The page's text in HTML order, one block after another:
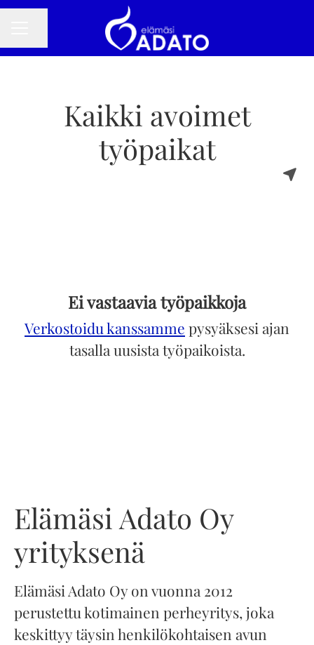
Kaikki avoimet
työpaikat
Ei vastaavia työpaikkoja
Verkostoidu kanssamme pysyäksesi ajan
tasalla uusista työpaikoista.
Elämäsi Adato Oy
yrityksenä
Elämäsi Adato Oy on vuonna 2012
perustettu kotimainen perheyritys, joka
keskittyy täysin henkilökohtaisen avun